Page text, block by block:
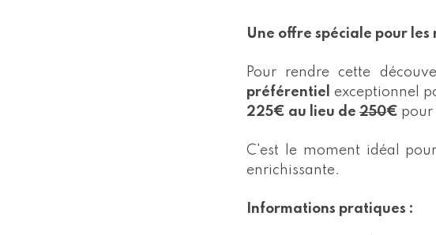
Une offre spéciale pour les
Pour rendre cette
préférentiel
exceptionnel
225€ au lieu de 250€ pour
C'est le moment idéal
enrichissante.
Informations pratiques :